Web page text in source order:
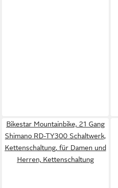
Bikestar Mountainbike, 21 Gang
Shimano RD-TY300 Schaltwerk,
Kettenschaltung, für Damen und
Herren, Kettenschaltung